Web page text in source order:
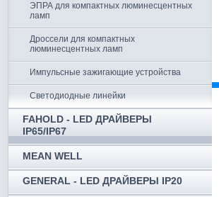
ЭПРА для компактных люминесцентных
ламп
Дроссели для компактных
люминесцентных ламп
Импульсные зажигающие устройства
Светодиодные линейки
FAHOLD - LED ДРАЙВЕРЫ
IP65/IP67
MEAN WELL
GENERAL - LED ДРАЙВЕРЫ IP20